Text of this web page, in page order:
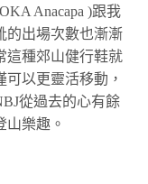
Anacapa )跟我
的出場次數也漸漸
這種郊山健行鞋就
以更靈活移動，
從過去的心有餘
山樂趣。